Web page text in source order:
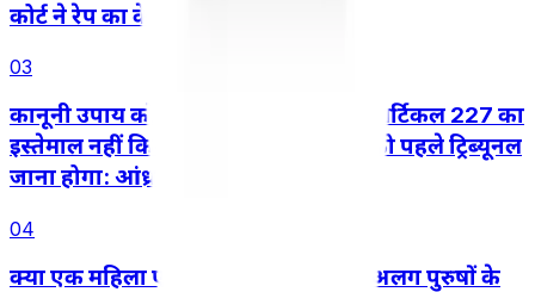
कोर्ट ने रेप का केस रद्द किया
03
कानूनी उपाय को दरकिनार करने के लिए आर्टिकल 227 का
इस्तेमाल नहीं किया जा सकता, तीसरे पक्ष को पहले ट्रिब्यूनल
जाना होगा: आंध्र प्रदेश हाई कोर्ट
04
क्या एक महिला एक ही समय में दो अलग-अलग पुरुषों के